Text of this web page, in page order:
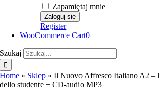
Zapamiętaj mnie
Register
WooCommerce Cart0
Szukaj
Home » Sklep »Il Nuovo Affresco Italiano A2 –
dello studente + CD-audio MP3